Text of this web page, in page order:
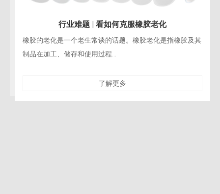
行业难题 | 看如何克服橡胶老化
橡胶的老化是一个老生常谈的话题。橡胶老化是指橡胶及其
制品在加工、储存和使用过程...
了解更多